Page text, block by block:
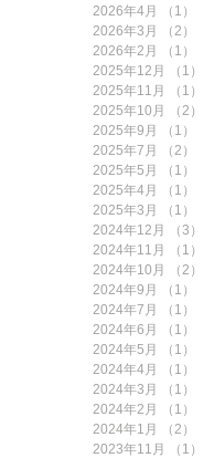
2026年4月
（1）
2026年3月
（2）
2026年2月
（1）
2025年12月
（1）
2025年11月
（1）
2025年10月
（2）
2025年9月
（1）
2025年7月
（2）
2025年5月
（1）
2025年4月
（1）
2025年3月
（1）
2024年12月
（3）
2024年11月
（1）
2024年10月
（2）
2024年9月
（1）
2024年7月
（1）
2024年6月
（1）
2024年5月
（1）
2024年4月
（1）
2024年3月
（1）
2024年2月
（1）
2024年1月
（2）
2023年11月
（1）